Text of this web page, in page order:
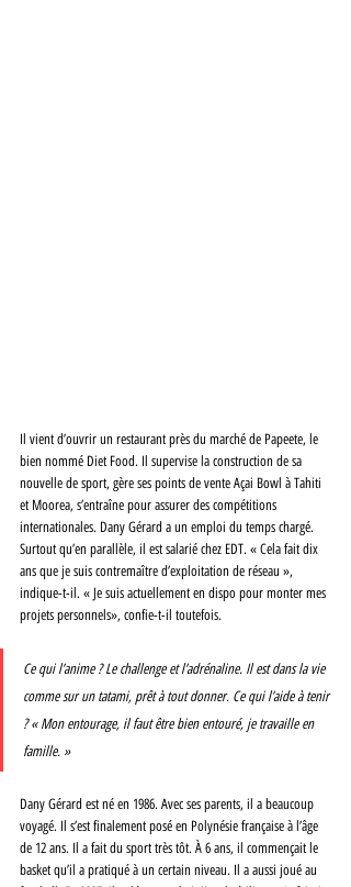
Il vient d’ouvrir un restaurant près du marché de Papeete, le
bien nommé Diet Food. Il supervise la construction de sa
nouvelle de sport, gère ses points de vente Açai Bowl à Tahiti
et Moorea, s’entraîne pour assurer des compétitions
internationales. Dany Gérard a un emploi du temps chargé.
Surtout qu’en parallèle, il est salarié chez EDT. « Cela fait dix
ans que je suis contremaître d’exploitation de réseau »,
indique-t-il. « Je suis actuellement en dispo pour monter mes
projets personnels», confie-t-il toutefois.
Ce qui l’anime ? Le challenge et l’adrénaline. Il est dans la vie
comme sur un tatami, prêt à tout donner. Ce qui l’aide à tenir
? « Mon entourage, il faut être bien entouré, je travaille en
famille. »
Dany Gérard est né en 1986. Avec ses parents, il a beaucoup
voyagé. Il s’est finalement posé en Polynésie française à l’âge
de 12 ans. Il a fait du sport très tôt. À 6 ans, il commençait le
basket qu’il a pratiqué à un certain niveau. Il a aussi joué au